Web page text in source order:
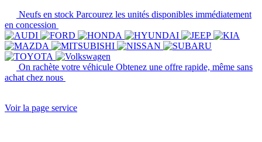
Neufs en stock Parcourez les unités disponibles immédiatement
en concession
On rachète votre véhicule Obtenez une offre rapide, même sans
achat chez nous
Voir la page service